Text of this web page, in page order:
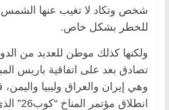
شخص وتكاد لا تغيب عنها
للخطر بشكل خاص.
ولكنها كذلك موطن للعديد من
وهي إيران والعراق وليبيا
انطلاق